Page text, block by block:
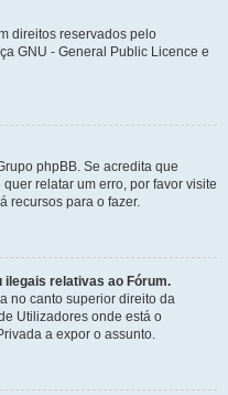
direitos reservados pelo
GNU - General Public Licence e
phpBB. Se acredita que
relatar um erro, por favor visite
recursos para o fazer.
relativas ao Fórum.
no canto superior direito da
Utilizadores onde está o
a expor o assunto.